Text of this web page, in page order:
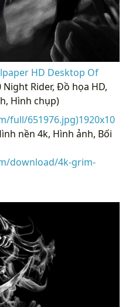
HD Desktop Of
Night Rider, Đồ họa HD,
Hình chụp)
full/651976.jpg)1920x10
nền 4k, Hình ảnh, Bối
download/4k-grim-